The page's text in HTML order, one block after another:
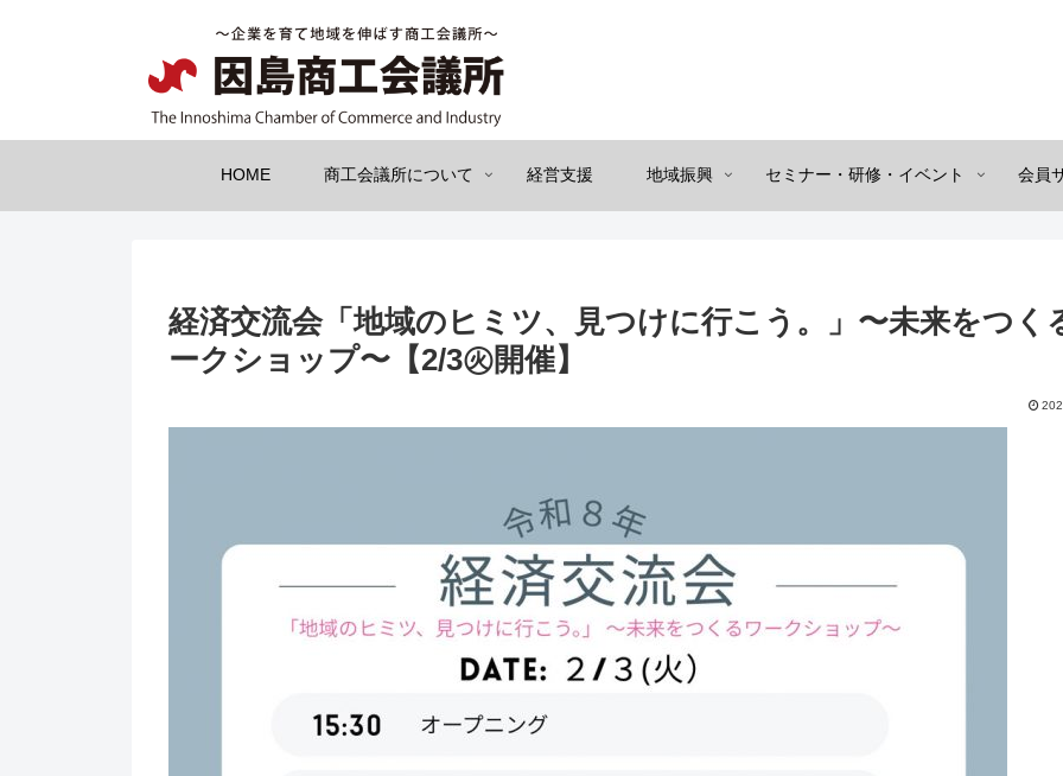
HOME 商工会議所について 経営支援 地域振興 セミナー・研修・イベント 会員
経済交流会「地域のヒミツ、見つけに行こう。」〜未来をつく
ークショップ〜【2/3㊋開催】